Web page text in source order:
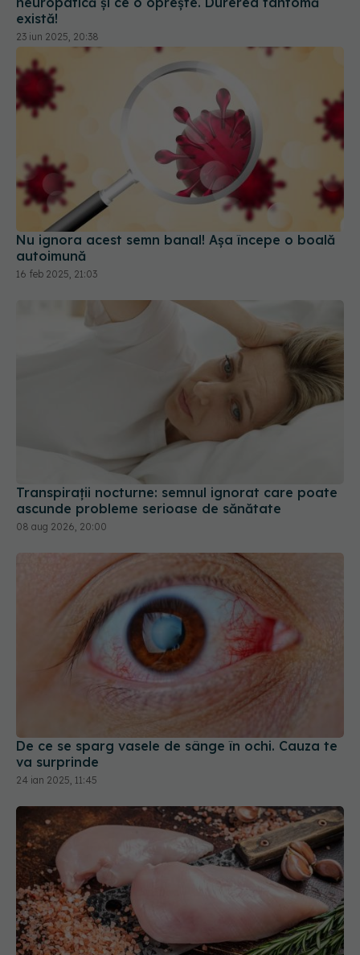
Nu ignora acest semn banal! Așa începe o boală
autoimună
16 feb 2025, 21:03
Transpirații nocturne: semnul ignorat care poate
ascunde probleme serioase de sănătate
08 aug 2026, 20:00
De ce se sparg vasele de sânge în ochi. Cauza te
va surprinde
Ce se întâmplă dacă mănânci carne de pui crudă
10 apr 2026, 20:05